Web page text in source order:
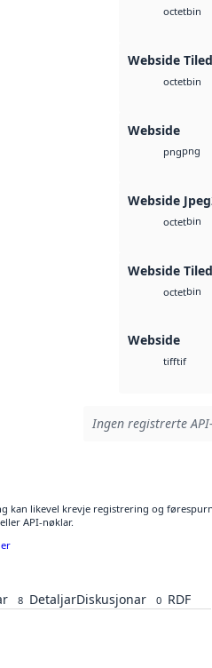
octetbin
Webside
octetbin
Webside
pngpng
Webside
octetbin
Webside
octetbin
Webside
tifftif
Ingen registrerte
kan likevel krevje registrering og
API-nøklar.
8 DetaljarDiskusjonar 0 RDF